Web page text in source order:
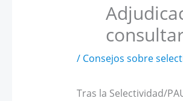
/ Consejos sobre
Tras la Selectividad/